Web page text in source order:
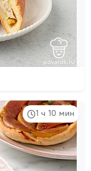
1 ч 10 мин